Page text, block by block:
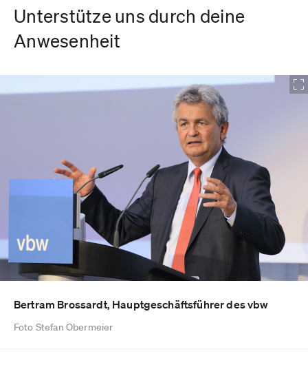
Unterstütze uns durch deine
Anwesenheit
Bertram Brossardt, Hauptgeschäftsführer des vbw
Foto Stefan Obermeier